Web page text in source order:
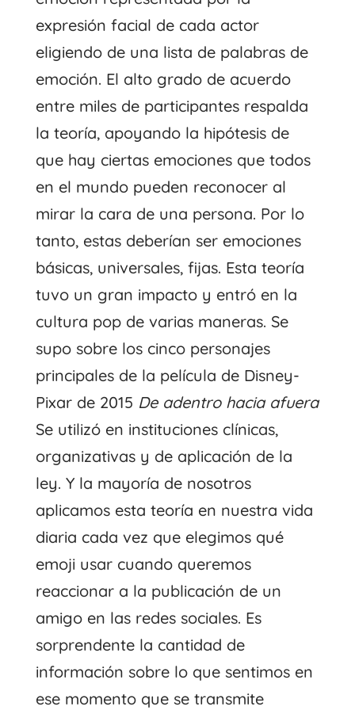
expresión facial de cada actor
eligiendo de una lista de palabras de
emoción. El alto grado de acuerdo
entre miles de participantes respalda
la teoría, apoyando la hipótesis de
que hay ciertas emociones que todos
en el mundo pueden reconocer al
mirar la cara de una persona. Por lo
tanto, estas deberían ser emociones
básicas, universales, fijas. Esta teoría
tuvo un gran impacto y entró en la
cultura pop de varias maneras. Se
supo sobre los cinco personajes
principales de la película de Disney-
Pixar de 2015 De adentro hacia afuera
Se utilizó en instituciones clínicas,
organizativas y de aplicación de la
ley. Y la mayoría de nosotros
aplicamos esta teoría en nuestra vida
diaria cada vez que elegimos qué
emoji usar cuando queremos
reaccionar a la publicación de un
amigo en las redes sociales. Es
sorprendente la cantidad de
información sobre lo que sentimos en
ese momento que se transmite